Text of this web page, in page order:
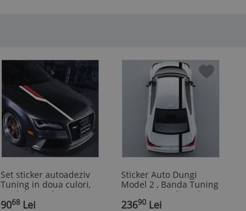
Set sticker autoadeziv
Tuning in doua culori,
model "Hood Stripes
V3", dimensiune 130 x
9068Lei
Sticker Auto Dungi
Model 2 , Banda Tuning
5 m x 15 cm din Folie
Oracal
23690Lei